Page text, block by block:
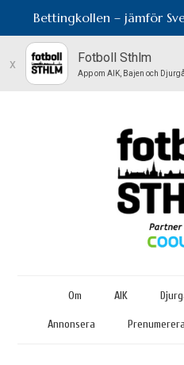
Bettingkollen – jämför
x Fotboll Sthlm
App om AIK, Bajen och
Om AIK
Annonsera Prenumerera